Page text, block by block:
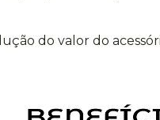
do valor do